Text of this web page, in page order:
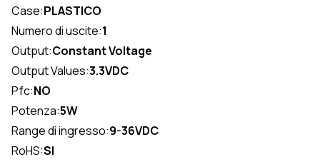
Case:PLASTICO
Numero di uscite:1
Output:Constant Voltage
Output Values:3.3VDC
Pfc:NO
Potenza:5W
Range di ingresso:9-36VDC
RoHS:SI